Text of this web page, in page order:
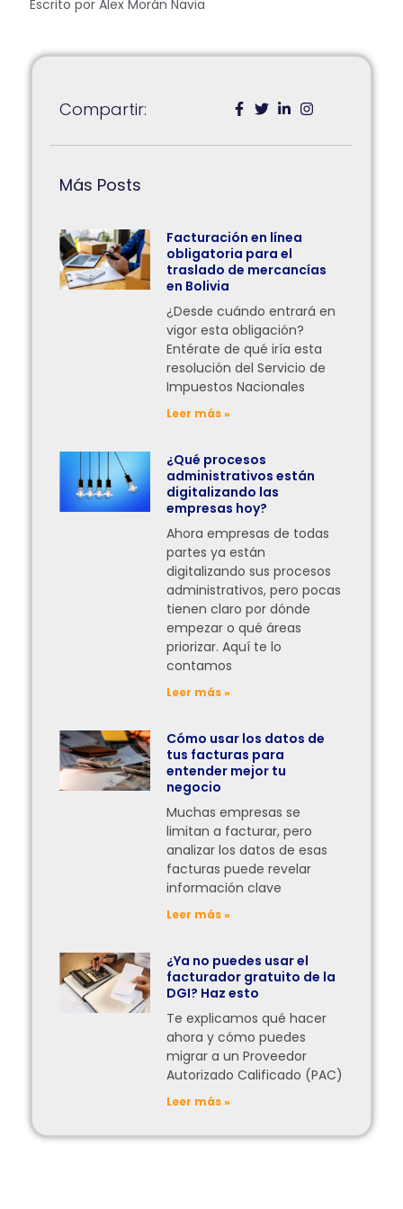
Escrito por Alex Morán Navia
Compartir:
Más Posts
Facturación en línea
obligatoria para el
traslado de mercancías
en Bolivia
¿Desde cuándo entrará en
vigor esta obligación?
Entérate de qué iría esta
resolución del Servicio de
Impuestos Nacionales
Leer más »
¿Qué procesos
administrativos están
digitalizando las
empresas hoy?
Ahora empresas de todas
partes ya están
digitalizando sus procesos
administrativos, pero pocas
tienen claro por dónde
empezar o qué áreas
priorizar. Aquí te lo
contamos
Leer más »
Cómo usar los datos de
tus facturas para
entender mejor tu
negocio
Muchas empresas se
limitan a facturar, pero
analizar los datos de esas
facturas puede revelar
información clave
Leer más »
¿Ya no puedes usar el
facturador gratuito de la
DGI? Haz esto
Te explicamos qué hacer
ahora y cómo puedes
migrar a un Proveedor
Autorizado Calificado (PAC)
Leer más »